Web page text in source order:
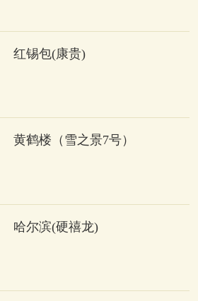
红锡包(康贵)
黄鹤楼（雪之景7号）
哈尔滨(硬禧龙)